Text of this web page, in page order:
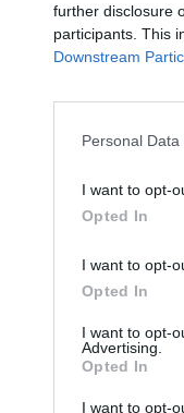
further disclosure
participants. This
Downstream
Personal
I want to opt-
Opted In
I want to opt-
Opted In
I want to opt-
Advertising.
Opted In
I want to opt-